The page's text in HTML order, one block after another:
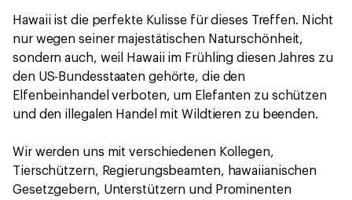
Hawaii ist die perfekte Kulisse für dieses Treffen. Nicht
nur wegen seiner majestätischen Naturschönheit,
sondern auch, weil Hawaii im Frühling diesen Jahres zu
den US-Bundesstaaten gehörte, die den
Elfenbeinhandel verboten, um Elefanten zu schützen
und den illegalen Handel mit Wildtieren zu beenden.
Wir werden uns mit verschiedenen Kollegen,
Tierschützern, Regierungsbeamten, hawaiianischen
Gesetzgebern, Unterstützern und Prominenten